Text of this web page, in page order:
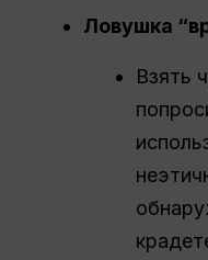
Ловушка
Взять